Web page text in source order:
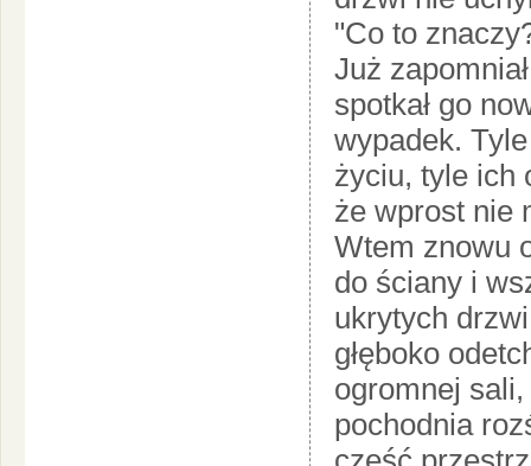
"Co to
Już
spotkał go
wypadek.
życiu, tyle ich
że wprost nie
Wtem znowu
do ściany i
ukrytych
głęboko
ogromnej
pochodnia